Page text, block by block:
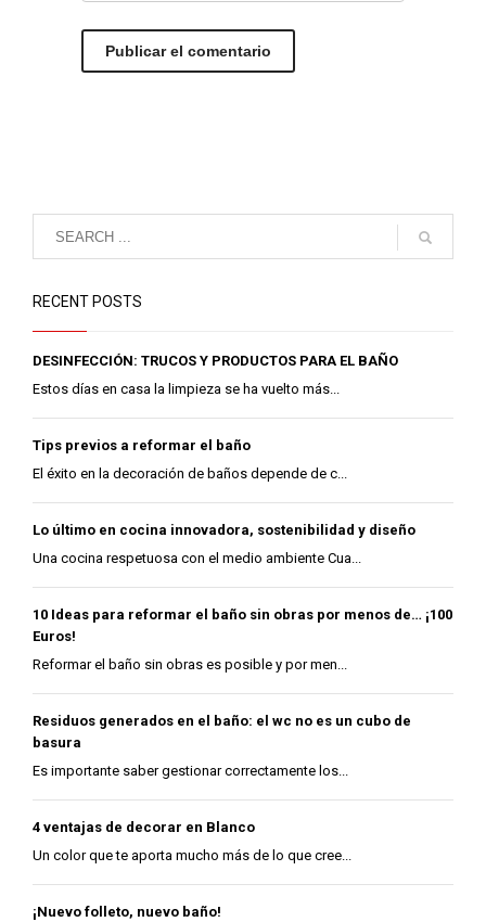
RECENT POSTS
DESINFECCIÓN: TRUCOS Y PRODUCTOS PARA EL BAÑO
Estos días en casa la limpieza se ha vuelto más...
Tips previos a reformar el baño
El éxito en la decoración de baños depende de c...
Lo último en cocina innovadora, sostenibilidad y diseño
Una cocina respetuosa con el medio ambiente Cua...
10 Ideas para reformar el baño sin obras por menos de… ¡100
Euros!
Reformar el baño sin obras es posible y por men...
Residuos generados en el baño: el wc no es un cubo de
basura
Es importante saber gestionar correctamente los...
4 ventajas de decorar en Blanco
Un color que te aporta mucho más de lo que cree...
¡Nuevo folleto, nuevo baño!